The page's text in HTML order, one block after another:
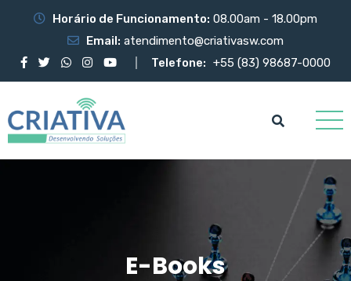
Horário de Funcionamento: 08.00am - 18.00pm
Email: atendimento@criativasw.com
Telefone: +55 (83) 98687-0000
E-Books